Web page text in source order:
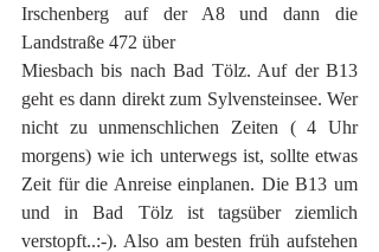
Irschenberg auf der A8 und dann die
Landstraße 472 über
Miesbach bis nach Bad Tölz. Auf der B13
geht es dann direkt zum Sylvensteinsee. Wer
nicht zu unmenschlichen Zeiten ( 4 Uhr
morgens) wie ich unterwegs ist, sollte etwas
Zeit für die Anreise einplanen. Die B13 um
und in Bad Tölz ist tagsüber ziemlich
verstopft..:-). Also am besten früh aufstehen